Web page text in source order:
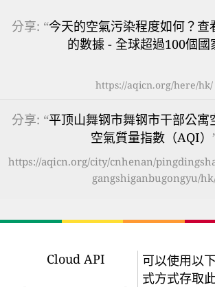
分享: “今天的空氣污染程度如何？查
的數據 - 全球超過100個國
https://aqicn.org/here/hk/
分享: “平顶山舞钢市舞钢市干部公寓
空氣質量指數（AQI）
https://aqicn.org/city/cnhenan/
gangshiganbugongyu/
Cloud API
可以使用以
式方式存取